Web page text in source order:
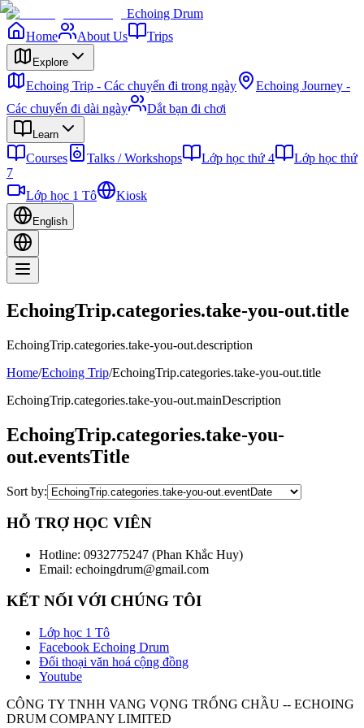
Echoing Drum
Home
About Us Trips
Explore
Echoing Trip - Các chuyến đi trong ngày
Echoing Journey -
Các chuyến đi dài ngày
Dắt bạn đi chơi
Learn
Courses Talks / Workshops Lớp học thứ 4
Lớp học thứ
7
Lớp học 1 Tô
Kiosk
English
EchoingTrip.categories.take-you-out.title
EchoingTrip.categories.take-you-out.description
Home/Echoing Trip/EchoingTrip.categories.take-you-out.title
EchoingTrip.categories.take-you-out.mainDescription
EchoingTrip.categories.take-you-
out.eventsTitle
Sort by:
HỖ TRỢ HỌC VIÊN
Hotline: 0932775247 (Phan Khắc Huy)
Email: echoingdrum@gmail.com
KẾT NỐI VỚI CHÚNG TÔI
Lớp học 1 Tô
Facebook Echoing Drum
Đối thoại văn hoá cộng đồng
Youtube
CÔNG TY TNHH VANG VỌNG TRỐNG CHẦU -- ECHOING
DRUM COMPANY LIMITED